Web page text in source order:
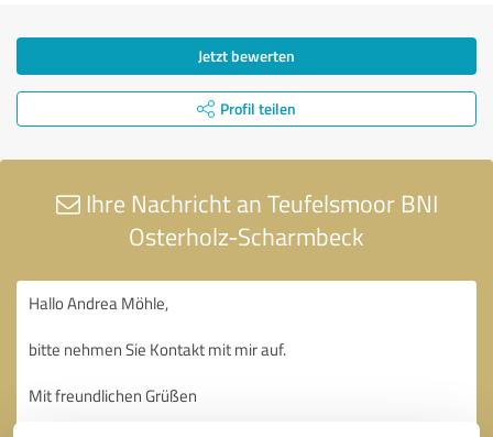
Jetzt bewerten
Profil teilen
Ihre Nachricht an Teufelsmoor BNI
Osterholz-Scharmbeck